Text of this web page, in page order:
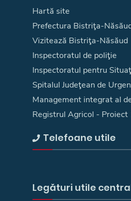
Hartă site
Prefectura Bistriţa-
Vizitează Bistriţa-Năsăud
Inspectoratul de poliţie
Inspectoratul pentru
Spitalul Judeţean de
Management integrat al
Registrul Agricol - Proiect
Telefoane utile
Legături utile